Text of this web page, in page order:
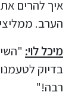
איך להרים
הערב.
מיכל לוי:
בדיוק
רבה!"